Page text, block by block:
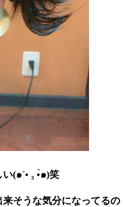
(๑´• ₃ •̀๑)笑
そうな気分になってるの